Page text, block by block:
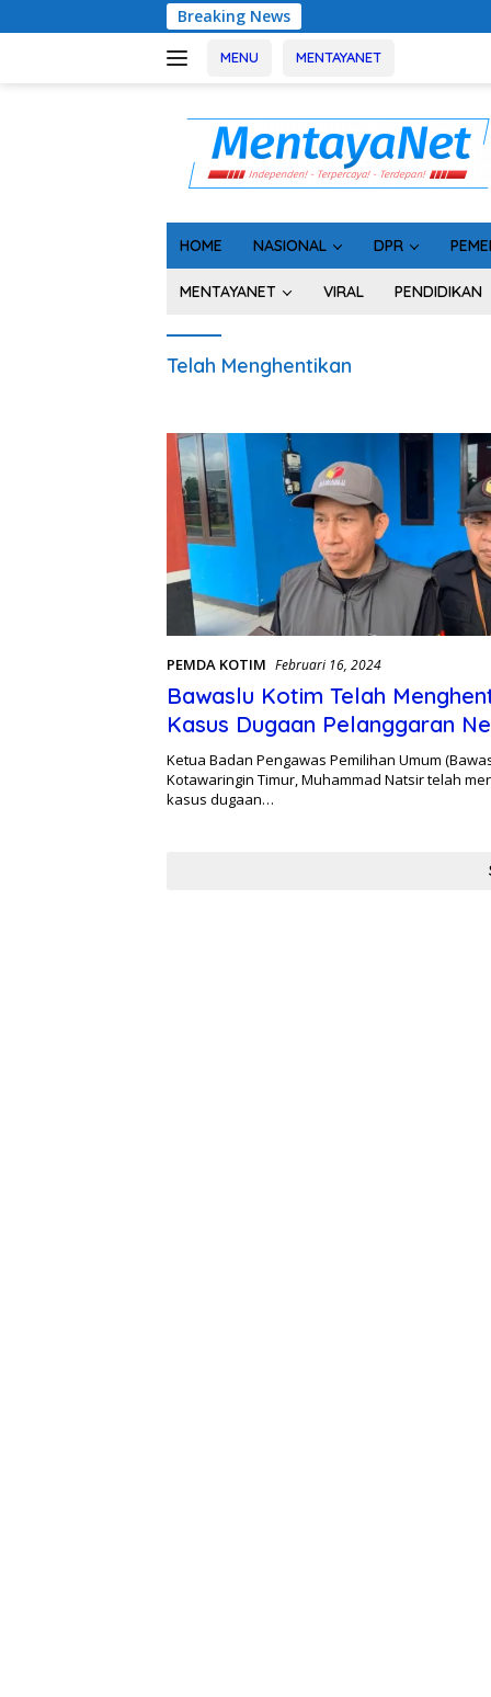
ke
Breaking News
MENU MENTAYANET
HOME NASIONAL DPR
MENTAYANET VIRAL PENDIDIKAN
Telah Menghentikan
PEMDA KOTIM Februari 16, 2024
Bawaslu Kotim Telah
Kasus Dugaan Pelanggaran
ASN
Ketua Badan Pengawas Pemilihan Umum
Kotawaringin Timur, Muhammad Natsir telah
kasus dugaan…